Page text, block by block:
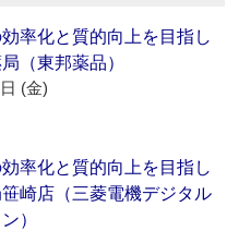
効率化と質的向上を目指し
（東邦薬品）
(金)
効率化と質的向上を目指し
崎店（三菱電機デジタル
）